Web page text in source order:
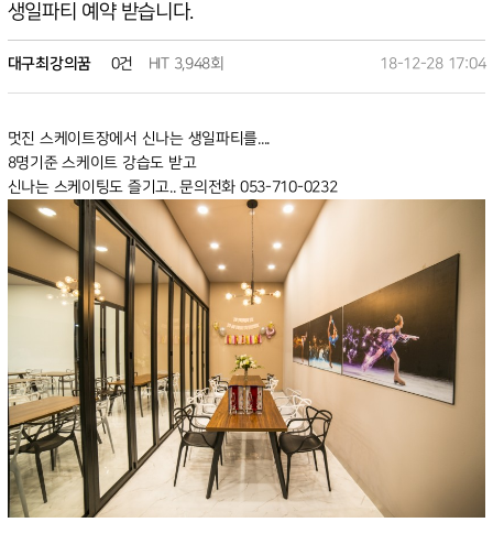
생일파티 예약 받습니다.
대구최강의꿈 0건 HIT 3,948회 18-12-28 17:04
멋진 스케이트장에서 신나는 생일파티를....
8명기준 스케이트 강습도 받고
신나는 스케이팅도 즐기고.. 문의전화 053-710-0232